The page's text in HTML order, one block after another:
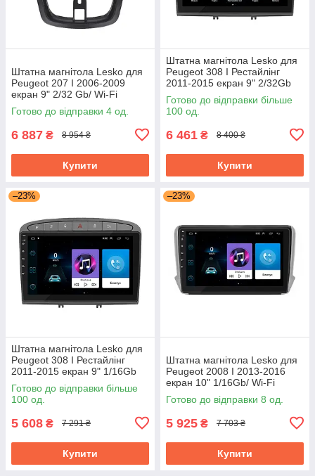
Штатна магнітола Lesko для
Peugeot 207 I 2006-2009
екран 9" 2/32 Gb/ Wi-Fi
Optima GPS Android Пожо
Готово до відправки 4 од.
6 887 ₴ 8 954 ₴
Купити
Штатна магнітола Lesko для
Peugeot 308 I Рестайлінг
2011-2015 екран 9" 2/32Gb
Grey/Wi-Fi Optima GPS
Android
Готово до відправки більше
100 од.
6 461 ₴ 8 400 ₴
Купити
–23%
Штатна магнітола Lesko для
Peugeot 308 I Рестайлінг
2011-2015 екран 9" 1/16Gb
Grey/Wi-Fi Optima GPS
Android
Готово до відправки більше
100 од.
5 608 ₴ 7 291 ₴
Купити
–23%
Штатна магнітола Lesko для
Peugeot 2008 I 2013-2016
екран 10" 1/16Gb/ Wi-Fi
Optima GPS Android Пожо
Готово до відправки 8 од.
5 925 ₴ 7 703 ₴
Купити